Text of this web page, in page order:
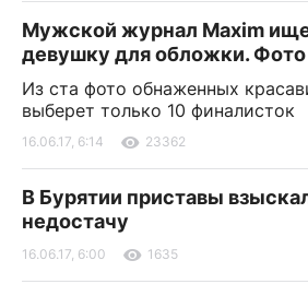
Мужской журнал Maxim
девушку для обложки. Фото
Из ста фото обнаженных
выберет только 10 финалисток
16.06.17, 6:14 23362
В Бурятии приставы
недостачу
16.06.17, 6:00 1635